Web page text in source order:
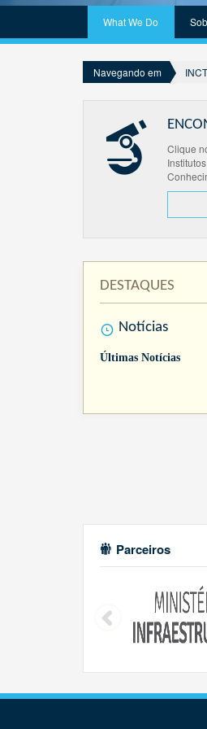
What We Do
Navegando em INCT
Clique
DESTAQUES
Notícias
Últimas Notícias
Parceiros